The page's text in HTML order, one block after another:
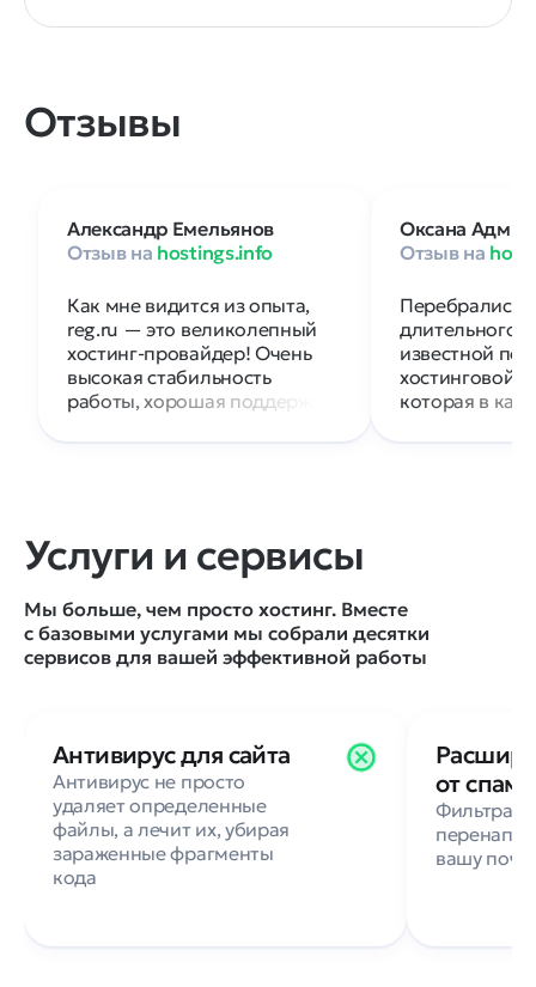
Отзывы
Александр Емельянов
Отзыв на hostings.info
Как мне видится из опыта,
reg.ru — это великолепный
хостинг-провайдер! Очень
высокая стабильность
работы, хорошая поддержка,
товарами!!! и
посещаемостью в 500
всё как по маслу и даже не
скрипело. Так что если сайт
собирали профессионалы,
Оксана
Отзыв на
Перебрались
длительного
известной
хостинговой
которая в
бизнес в
Сайты
тормозят, как
Услуги и сервисы
Мы больше, чем просто хостинг. Вместе
с базовыми услугами мы собрали десятки
сервисов для вашей эффективной работы
Антивирус для сайта
Антивирус не просто
удаляет определенные
файлы, а лечит их, убирая
зараженные фрагменты
кода
от спама
вашу